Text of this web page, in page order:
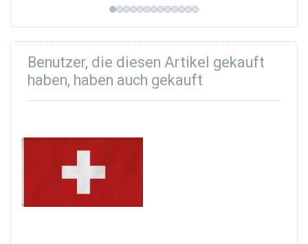
Benutzer, die diesen Artikel gekauft
haben, haben auch gekauft